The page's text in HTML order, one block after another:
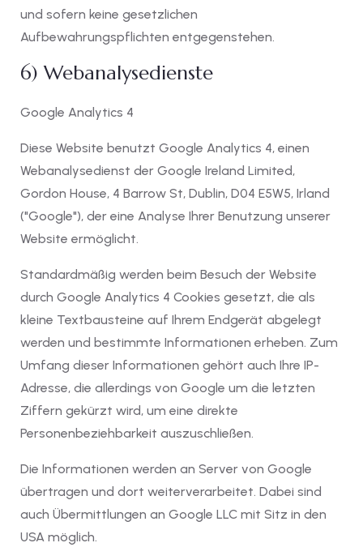
und sofern keine gesetzlichen
Aufbewahrungspflichten entgegenstehen.
6) Webanalysedienste
Google Analytics 4
Diese Website benutzt Google Analytics 4, einen
Webanalysedienst der Google Ireland Limited,
Gordon House, 4 Barrow St, Dublin, D04 E5W5, Irland
("Google"), der eine Analyse Ihrer Benutzung unserer
Website ermöglicht.
Standardmäßig werden beim Besuch der Website
durch Google Analytics 4 Cookies gesetzt, die als
kleine Textbausteine auf Ihrem Endgerät abgelegt
werden und bestimmte Informationen erheben. Zum
Umfang dieser Informationen gehört auch Ihre IP-
Adresse, die allerdings von Google um die letzten
Ziffern gekürzt wird, um eine direkte
Personenbeziehbarkeit auszuschließen.
Die Informationen werden an Server von Google
übertragen und dort weiterverarbeitet. Dabei sind
auch Übermittlungen an Google LLC mit Sitz in den
USA möglich.